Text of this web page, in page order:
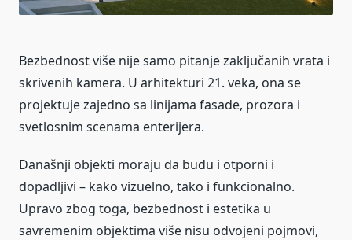
Bezbednost više nije samo pitanje zaključanih vrata i
skrivenih kamera. U arhitekturi 21. veka, ona se
projektuje zajedno sa linijama fasade, prozora i
svetlosnim scenama enterijera.
Današnji objekti moraju da budu i otporni i
dopadljivi – kako vizuelno, tako i funkcionalno.
Upravo zbog toga, bezbednost i estetika u
savremenim objektima više nisu odvojeni pojmovi,